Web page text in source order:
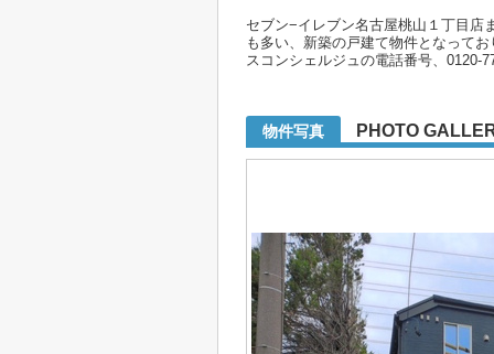
セブン−イレブン名古屋桃山１丁目店
も多い、新築の戸建て物件となって
スコンシェルジュの電話番号、0120-
物件写真 PHOTO